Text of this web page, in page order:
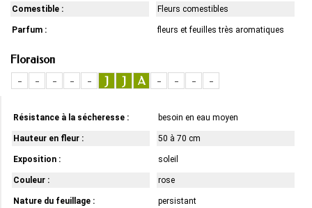
Comestible : Fleurs comestibles
Parfum : fleurs et feuilles très aromatiques
Floraison
-
- - - - J J A - - - -
Résistance à la sécheresse : besoin en eau moyen
Hauteur en fleur : 50 à 70 cm
Exposition : soleil
Couleur : rose
Nature du feuillage : persistant